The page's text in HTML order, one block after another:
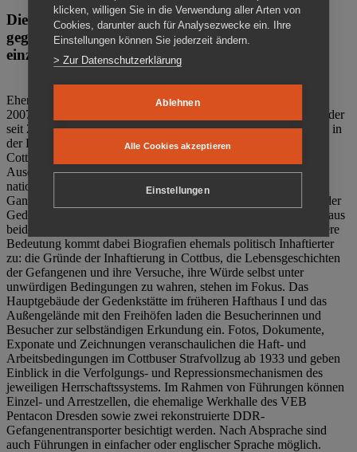
Die Gedenkstätte Zuchthaus Cottbus ist ein Ort
gegen das Vergessen. Anschaulich, nah und
einzigartig.
Ehemalige politische Häftlinge der DDR gründeten im Oktober
2007 den Verein Menschenrechtszentrum Cottbus e. V. (MRZ), der
seit 2011 Eigentümer des ehemaligen Gefängnisses (1860-2002) in
der Bautzener Straße und Träger der Gedenkstätte Zuchthaus
Cottbus ist. Im Zentrum der Arbeit der Gedenkstätte steht die
Auseinandersetzung mit politischem Unrecht während der
nationalsozialistischen Terrorherrschaft und der SED-Diktatur.
Ganzjährig zeigen mehrere Dauer- und Sonderausstellungen in der
Gedenkstätte Zuchthaus Cottbus Beispiele politischen Unrechts aus
beiden deutschen Diktaturen des 20. Jahrhunderts. Eine besondere
Bedeutung kommt dabei Biografien ehemals politisch Inhaftierter
zu: die Gründe der Inhaftierung in Cottbus, die Lebensgeschichten
der Gefangenen und ihre Versuche, ihre Würde selbst unter
unwürdigen Bedingungen zu wahren, stehen im Fokus. Das
Hauptgebäude der Gedenkstätte im früheren Hafthaus I und das
Außengelände mit den Freihöfen laden die Besucherinnen und
Besucher zur selbständigen Erkundung ein. Fotos, Dokumente,
Exponate und Zeichnungen veranschaulichen die Haft- und
Arbeitsbedingungen im Cottbuser Strafvollzug ab 1933 und geben
Einblick in die Verfolgungs- und Repressionsmechanismen des
jeweiligen Herrschaftssystems. Im Rahmen von Führungen können
Einzel- und Arrestzellen, die ehemalige Werkhalle des VEB
Pentacon Dresden sowie zwei rekonstruierte DDR-
Gefangenentransporter besichtigt werden. Nach Absprache sind
auch Führungen in einfacher oder englischer Sprache möglich.
klicken, willigen Sie in die Verwendung aller Arten von
Cookies, darunter auch für Analysezwecke ein. Ihre
Einstellungen können Sie jederzeit ändern.
> Zur Datenschutzerklärung
Ablehnen
Alle Cookies akzeptieren
Einstellungen